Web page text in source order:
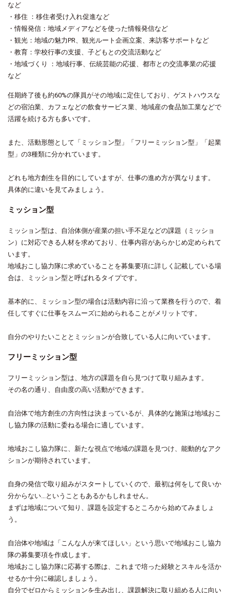
など
・移住 ：移住者受け入れ促進など
・情報発信：地域メディアなどを使った情報発信など
・観光：地域の魅力PR、観光ルート企画立案、来訪客サポートなど
・教育：学校行事の支援、子どもとの交流活動など
・地域づくり ：地域行事、伝統芸能の応援、都市との交流事業の応援
など
任期終了後も約60%の隊員がその地域に定住しており、ゲストハウスな
どの宿泊業、カフェなどの飲食サービス業、地域産の食品加工業などで
活躍を続ける方も多いです。
また、活動形態として「ミッション型」「フリーミッション型」「起業
型」の3種類に分かれています。
どれも地方創生を目的にしていますが、仕事の進め方が異なります。
具体的に違いを見てみましょう。
ミッション型
ミッション型は、自治体側が産業の担い手不足などの課題（ミッショ
ン）に対応できる人材を求めており、仕事内容があらかじめ定められて
います。
地域おこし協力隊に求めていることを募集要項に詳しく記載している場
合は、ミッション型と呼ばれるタイプです。
基本的に、ミッション型の場合は活動内容に沿って業務を行うので、着
任してすぐに仕事をスムーズに始められることがメリットです。
自分のやりたいこととミッションが合致している人に向いています。
フリーミッション型
フリーミッション型は、地方の課題を自ら見つけて取り組みます。
その名の通り、自由度の高い活動ができます。
自治体で地方創生の方向性は決まっているが、具体的な施策は地域おこ
し協力隊の活動に委ねる場合に適しています。
地域おこし協力隊に、新たな視点で地域の課題を見つけ、能動的なアク
ションが期待されています。
自身の発信で取り組みがスタートしていくので、最初は何をして良いか
分からない...ということもあるかもしれません。
まずは地域について知り、課題を設定するところから始めてみましょ
う。
自治体や地域は「こんな人が来てほしい」という思いで地域おこし協力
隊の募集要項を作成します。
地域おこし協力隊に応募する際は、これまで培った経験とスキルを活か
せるか十分に確認しましょう。
自分でゼロからミッションを生み出し、課題解決に取り組める人に向い